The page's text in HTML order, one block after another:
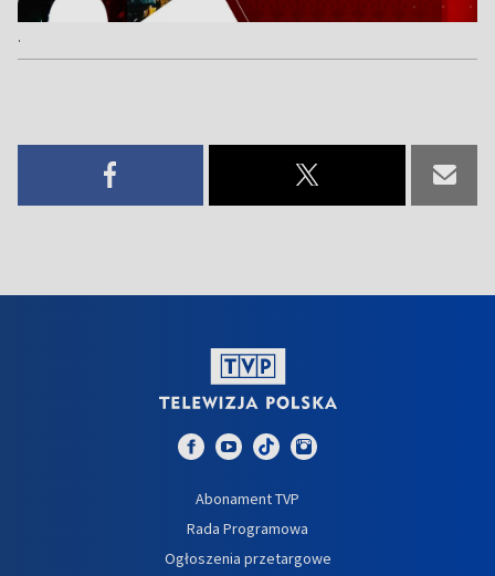
.
Abonament TVP
Rada Programowa
Ogłoszenia przetargowe